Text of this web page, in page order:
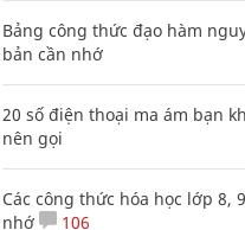
Bảng công thức đạo hàm
bản cần nhớ
20 số điện thoại ma ám bạn
nên gọi
Các công thức hóa học lớp 8,
nhớ
106